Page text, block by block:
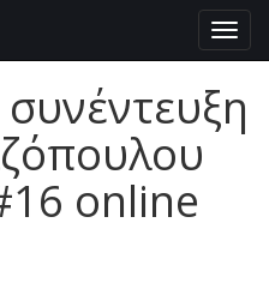
online